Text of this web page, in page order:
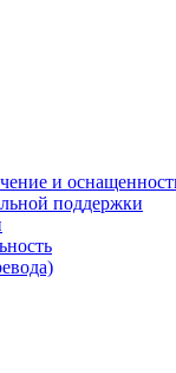
и
поддержки